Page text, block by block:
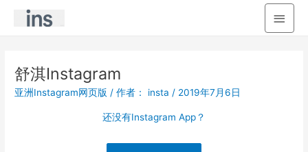
主
舒淇Instagram
亚洲Instagram网页版 / 作者： insta / 2019年7月6日
还没有Instagram App？